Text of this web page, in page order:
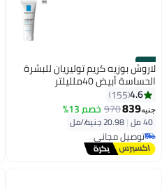
#37
لاروش بوزيه كريم توليريان للبشرة
الحساسة أبيض 40ملليلتر
4.6
155
جنيه839
970 خصم 13%
40 مل |20.98 جنيه/⁨/مل⁩
توصيل مجاني
توصيل مجاني